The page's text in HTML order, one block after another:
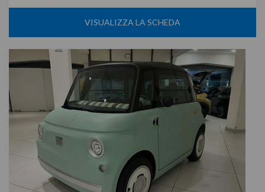
VISUALIZZA LA SCHEDA